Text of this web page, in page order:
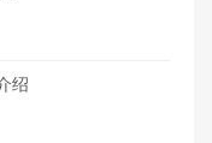
绍